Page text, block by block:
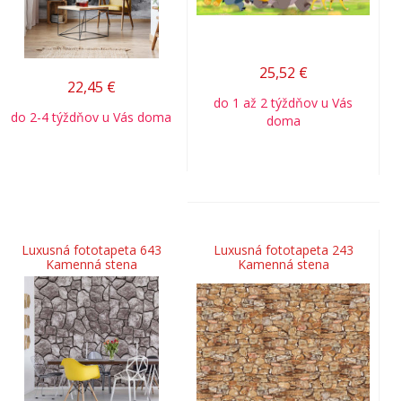
22,45 €
do 2-4 týždňov u Vás doma
25,52 €
do 1 až 2 týždňov u Vás
doma
Luxusná fototapeta 643
Kamenná stena
Luxusná fototapeta 243
Kamenná stena